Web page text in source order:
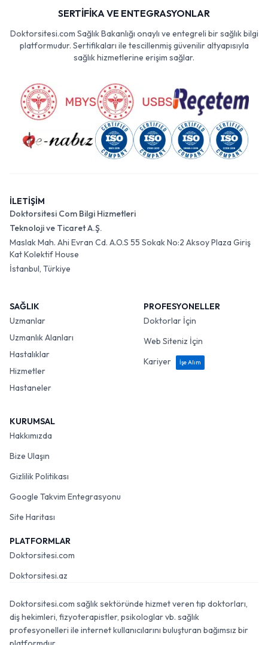
SERTİFİKA VE ENTEGRASYONLAR
Doktorsitesi.com Sağlık Bakanlığı onaylı ve entegreli bir sağlık bilgi
platformudur. Sertifikaları ile tescillenmiş güvenilir altyapısıyla
sağlık hizmetlerine erişim sağlar.
İLETİŞİM
Doktorsitesi Com Bilgi Hizmetleri
Teknoloji ve Ticaret A.Ş.
Maslak Mah. Ahi Evran Cd. A.O.S 55 Sokak No:2 Aksoy Plaza Giriş
Kat Kolektif House
İstanbul, Türkiye
SAĞLIK
Uzmanlar
Uzmanlık Alanları
Hastalıklar
Hizmetler
Hastaneler
PROFESYONELLER
Doktorlar İçin
Web Siteniz İçin
Kariyer
İşe Alım
KURUMSAL
Hakkımızda
Bize Ulaşın
Gizlilik Politikası
Google Takvim Entegrasyonu
Site Haritası
PLATFORMLAR
Doktorsitesi.com
Doktorsitesi.az
Doktorsitesi.com sağlık sektöründe hizmet veren tıp doktorları,
diş hekimleri, fizyoterapistler, psikologlar vb. sağlık
profesyonelleri ile internet kullanıcılarını buluşturan bağımsız bir